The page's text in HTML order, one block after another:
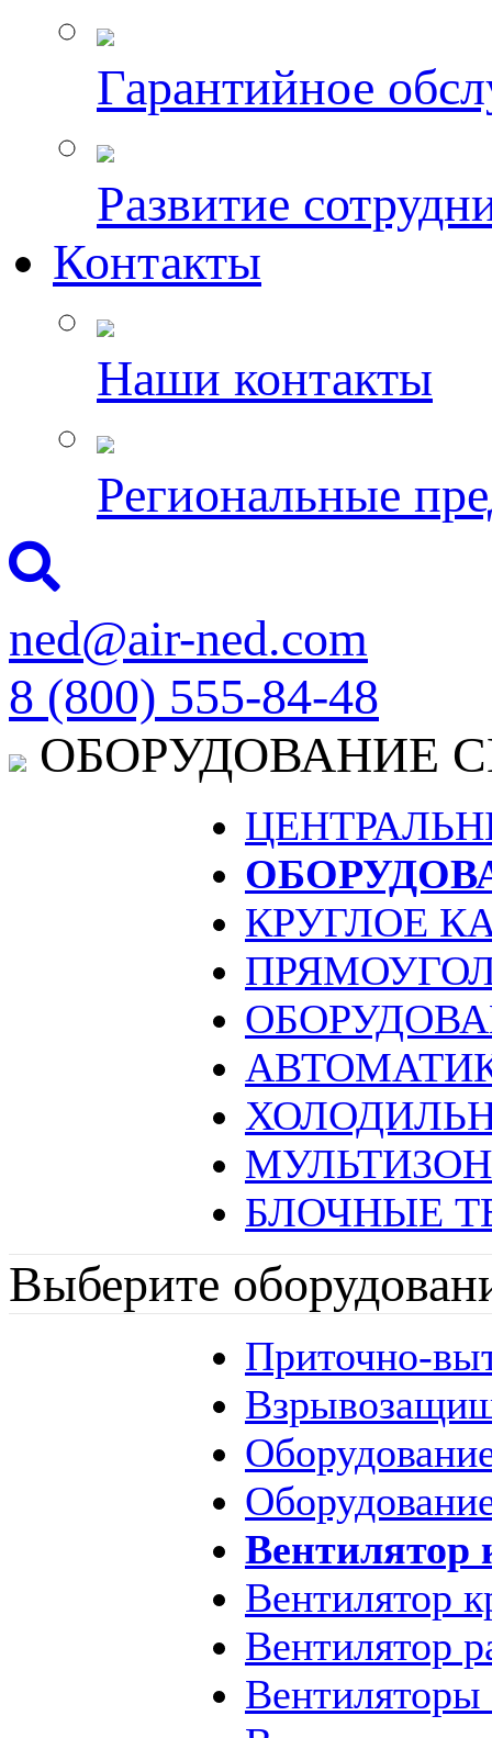
Гарантийное
Развитие
Контакты
Наши контакты
Региональные
ned@air-ned.com
8 (800) 555-84-48
ОБОРУДОВАНИЕ
КРУГЛОЕ
БЛОЧНЫЕ
Выберите
Приточно-
Вентилятор
Вентилятор